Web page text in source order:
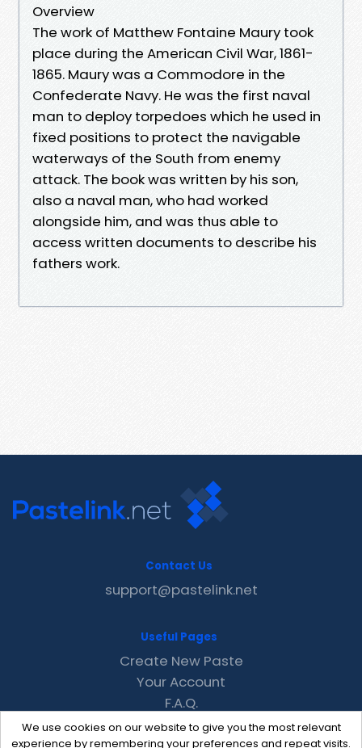
Overview
The work of Matthew Fontaine Maury took
place during the American Civil War, 1861-
1865. Maury was a Commodore in the
Confederate Navy. He was the first naval
man to deploy torpedoes which he used in
fixed positions to protect the navigable
waterways of the South from enemy
attack. The book was written by his son,
also a naval man, who had worked
alongside him, and was thus able to
access written documents to describe his
fathers work.
We use cookies on our website to give you the most relevant
experience by remembering your preferences and repeat visits.
Contact Us
support@pastelink.net
Useful Pages
Create New Paste
Your Account
F.A.Q.
Recent